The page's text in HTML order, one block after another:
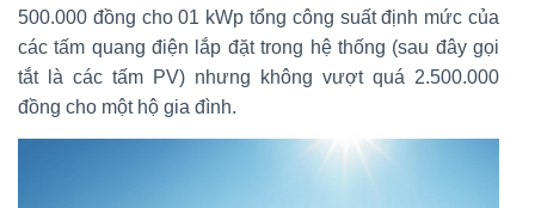
500.000 đồng cho 01 kWp tổng công suất định mức của
các tấm quang điện lắp đặt trong hệ thống (sau đây gọi
tắt là các tấm PV) nhưng không vượt quá 2.500.000
đồng cho một hộ gia đình.